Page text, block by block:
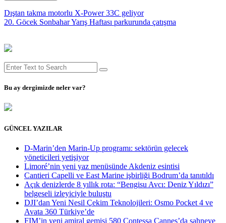
Dıştan takma motorlu X-Power 33C geliyor
20. Göcek Sonbahar Yarış Haftası parkurunda çatışma
Bu ay dergimizde neler var?
GÜNCEL YAZILAR
D-Marin’den Marin-Up programı: sektörün gelecek
yöneticileri yetişiyor
Limoré’nin yeni yaz menüsünde Akdeniz esintisi
Cantieri Capelli ve East Marine işbirliği Bodrum’da tanıtıldı
Açık denizlerde 8 yıllık rota: “Bengisu Avcı: Deniz Yıldızı”
belgeseli izleyiciyle buluştu
DJI’dan Yeni Nesil Çekim Teknolojileri: Osmo Pocket 4 ve
Avata 360 Türkiye’de
FIM’in yeni amiral gemisi 580 Contessa Cannes’da sahneye